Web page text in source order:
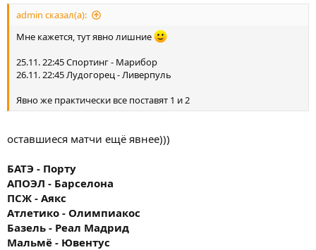
admin сказал(а):
Мне кажется, тут явно лишние
25.11. 22:45 Спортинг - Марибор
26.11. 22:45 Лудогорец - Ливерпуль
Явно же практически все поставят 1 и 2
оставшиеся матчи ещё явнее)))
БАТЭ - Порту
АПОЭЛ - Барселона
ПСЖ - Аякс
Атлетико - Олимпиакос
Базель - Реал Мадрид
Мальмё - Ювентус